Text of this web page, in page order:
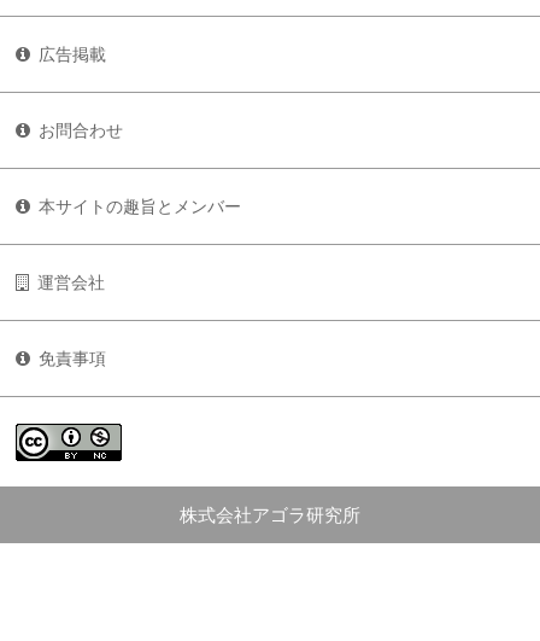
広告掲載
お問合わせ
本サイトの趣旨とメンバー
運営会社
免責事項
株式会社アゴラ研究所